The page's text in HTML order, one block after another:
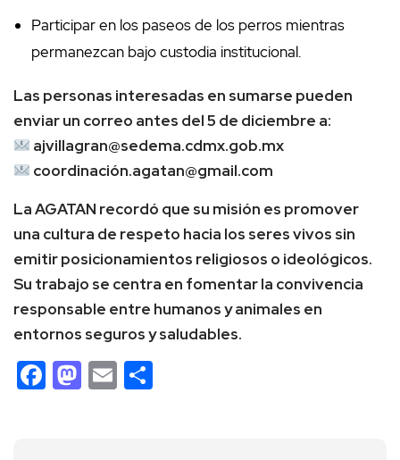
Participar en los paseos de los perros mientras
permanezcan bajo custodia institucional.
Las personas interesadas en sumarse pueden
enviar un correo antes del 5 de diciembre a:
ajvillagran@sedema.cdmx.gob.mx
coordinación.agatan@gmail.com
La AGATAN recordó que su misión es promover
una cultura de respeto hacia los seres vivos sin
emitir posicionamientos religiosos o ideológicos.
Su trabajo se centra en fomentar la convivencia
responsable entre humanos y animales en
entornos seguros y saludables.
Facebook
Mastodon
Email